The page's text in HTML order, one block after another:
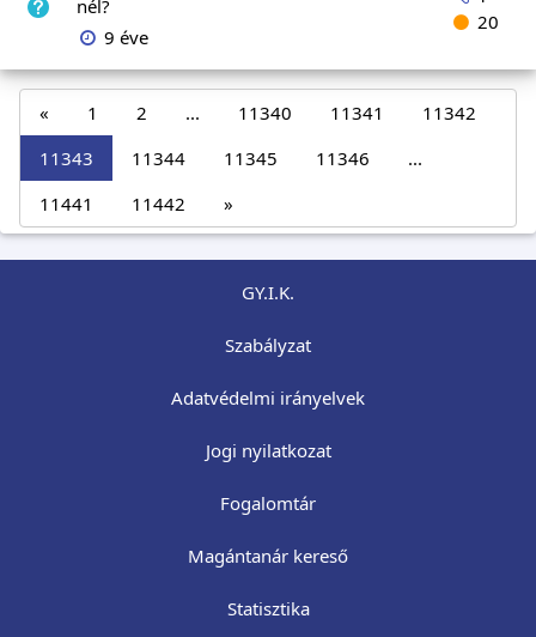
nél?
9 éve
20
« 1 2 ... 11340 11341
11342
11343
11344 11345 11346
...
11441
11442 »
GY.I.K.
Szabályzat
Adatvédelmi irányelvek
Jogi nyilatkozat
Fogalomtár
Magántanár kereső
Statisztika